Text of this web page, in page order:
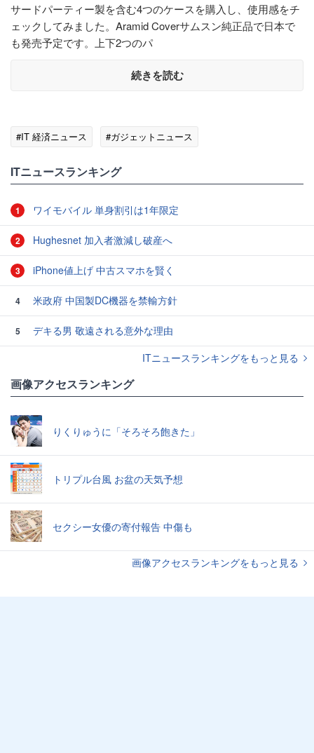
サードパーティー製を含む4つのケースを購入し、使用感をチ
ェックしてみました。Aramid Coverサムスン純正品で日本で
も発売予定です。上下2つのパ
続きを読む
#IT 経済ニュース #ガジェットニュース
ITニュースランキング
1 ワイモバイル 単身割引は1年限定
2 Hughesnet 加入者激減し破産へ
3 iPhone値上げ 中古スマホを賢く
4 米政府 中国製DC機器を禁輸方針
5
デキる男 敬遠される意外な理由
ITニュースランキングをもっと見る
画像アクセスランキング
りくりゅうに「そろそろ飽きた」
トリプル台風 お盆の天気予想
セクシー女優の寄付報告 中傷も
画像アクセスランキングをもっと見る